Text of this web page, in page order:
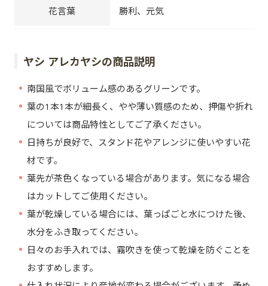
花言葉 勝利、元気
ヤシ アレカヤシの商品説明
南国風でボリューム感のあるグリーンです。
葉の1本1本が細長く、やや薄い質感のため、押傷や折れ
については商品特性としてご了承ください。
日持ちが良好で、スタンド花やアレンジに使いやすい花
材です。
葉先が茶色くなっている場合があります。気になる場合
はカットしてご使用ください。
葉が乾燥している場合には、葉っぱごと水につけた後、
水分をふき取ってください。
日々のお手入れでは、霧吹きを使って乾燥を防ぐことを
おすすめします。